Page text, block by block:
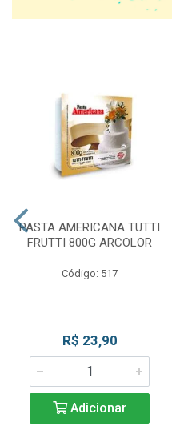
PASTA AMERICANA TUTTI
FRUTTI 800G ARCOLOR
Código: 517
R$ 23,90
Adicionar